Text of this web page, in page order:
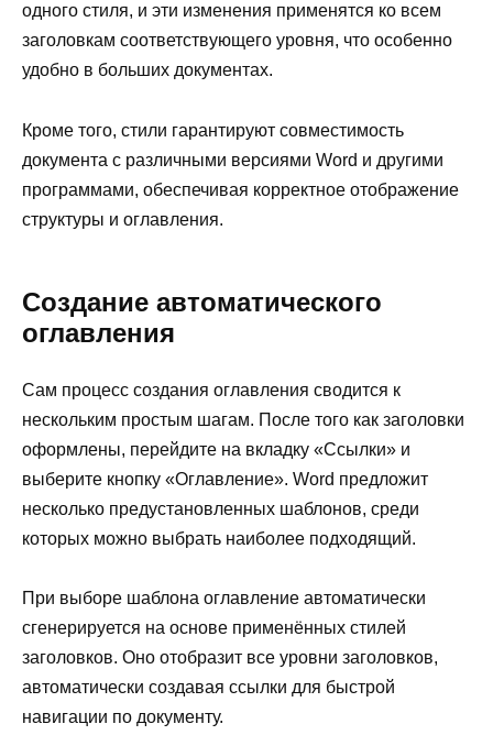
одного стиля, и эти изменения применятся ко всем
заголовкам соответствующего уровня, что особенно
удобно в больших документах.
Кроме того, стили гарантируют совместимость
документа с различными версиями Word и другими
программами, обеспечивая корректное отображение
структуры и оглавления.
Создание автоматического
оглавления
Сам процесс создания оглавления сводится к
нескольким простым шагам. После того как заголовки
оформлены, перейдите на вкладку «Ссылки» и
выберите кнопку «Оглавление». Word предложит
несколько предустановленных шаблонов, среди
которых можно выбрать наиболее подходящий.
При выборе шаблона оглавление автоматически
сгенерируется на основе применённых стилей
заголовков. Оно отобразит все уровни заголовков,
автоматически создавая ссылки для быстрой
навигации по документу.